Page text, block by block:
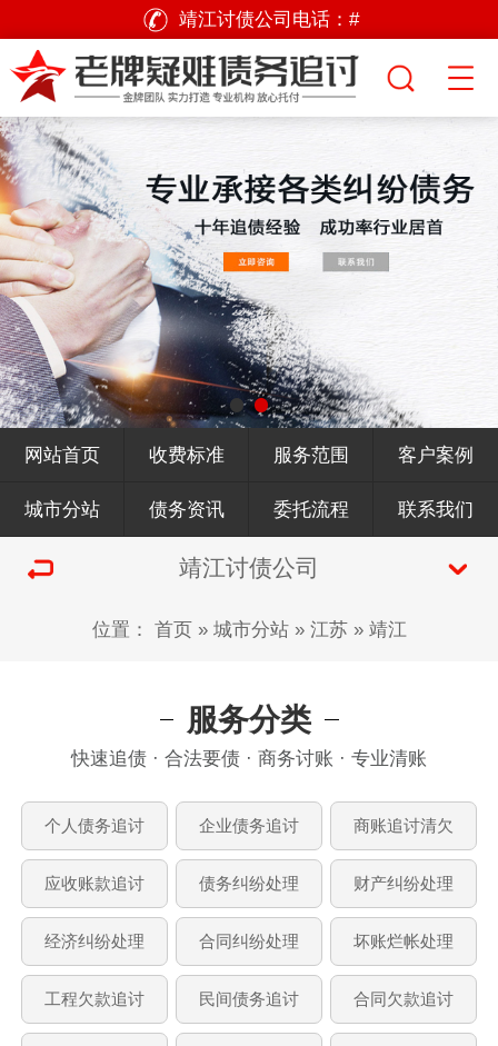
靖江讨债公司电话： #
网站首页 收费标准 服务范围 客户案例
城市分站 债务资讯 委托流程 联系我们
靖江讨债公司
位置： 首页» 城市分站» 江苏» 靖江
服务分类
快速追债 · 合法要债 · 商务讨账 · 专业清账
个人债务追讨 企业债务追讨 商账追讨清欠
应收账款追讨 债务纠纷处理 财产纠纷处理
经济纠纷处理 合同纠纷处理 坏账烂帐处理
工程欠款追讨 民间债务追讨 合同欠款追讨